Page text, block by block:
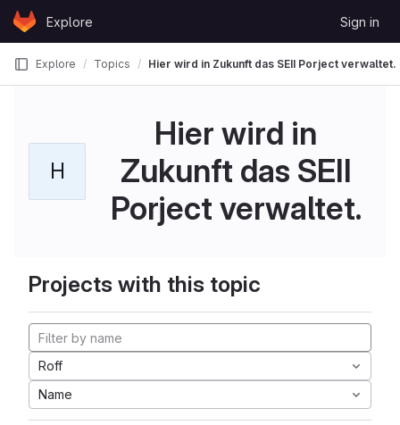
Skip to content
GitLabExplore Sign in
Explore Topics Hier wird in Zukunft das SEII Porject verwaltet.
H
Hier wird in
Zukunft das SEII
Porject verwaltet.
Projects with this topic
Roff
Name